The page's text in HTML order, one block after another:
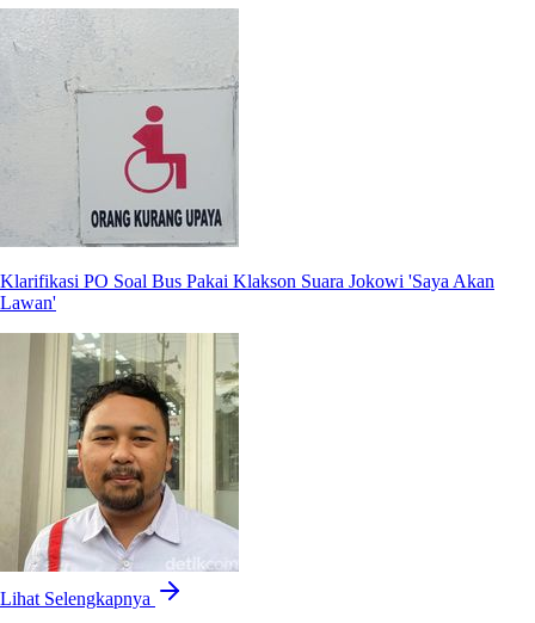
Klarifikasi PO Soal Bus Pakai Klakson Suara Jokowi 'Saya Akan
Lawan'
Lihat Selengkapnya